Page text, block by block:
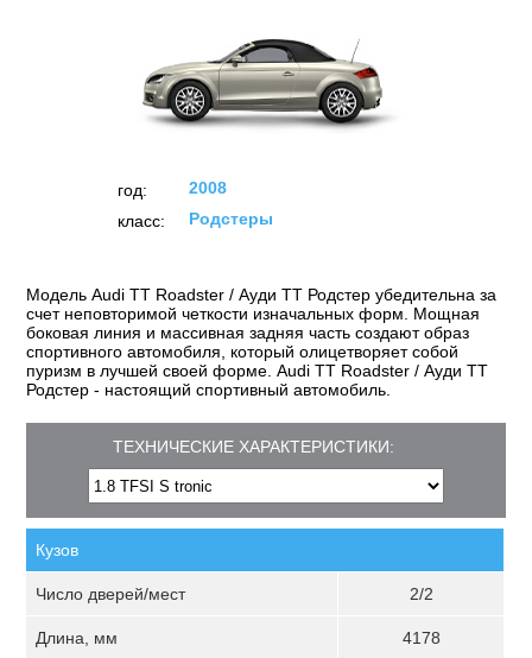
год:
2008
класс:
Родстеры
Модель Audi TT Roadster / Ауди TT Родстер убедительна за
счет неповторимой четкости изначальных форм. Мощная
боковая линия и массивная задняя часть создают образ
спортивного автомобиля, который олицетворяет собой
пуризм в лучшей своей форме. Audi TT Roadster / Ауди TT
Родстер - настоящий спортивный автомобиль.
ТЕХНИЧЕСКИЕ ХАРАКТЕРИСТИКИ:
Кузов
Число дверей/мест 2/2
Длина, мм 4178